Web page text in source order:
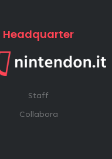
Headquarter
Staff
Collabora